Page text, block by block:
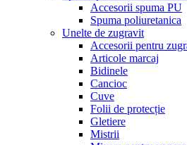
Accesorii spuma PU
Spuma poliuretanica
Unelte de zugravit
Accesorii pentru
Articole marcaj
Bidinele
Cancioc
Cuve
Folii de protecție
Gletiere
Mistrii